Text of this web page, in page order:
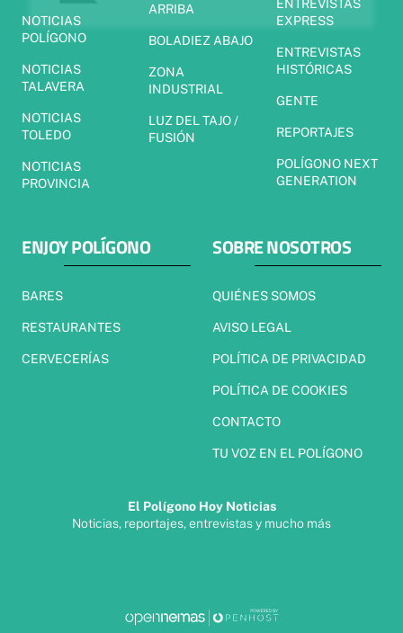
NOTICIAS
POLÍGONO
NOTICIAS
TALAVERA
NOTICIAS
TOLEDO
NOTICIAS
PROVINCIA
ARRIBA
BOLADIEZ ABAJO
ZONA
INDUSTRIAL
LUZ DEL TAJO /
FUSIÓN
ENTREVISTAS
EXPRESS
ENTREVISTAS
HISTÓRICAS
GENTE
REPORTAJES
POLÍGONO NEXT
GENERATION
ENJOY POLÍGONO
BARES
RESTAURANTES
CERVECERÍAS
SOBRE NOSOTROS
QUIÉNES SOMOS
AVISO LEGAL
POLÍTICA DE PRIVACIDAD
POLÍTICA DE COOKIES
CONTACTO
TU VOZ EN EL POLÍGONO
El Polígono Hoy Noticias
Noticias, reportajes, entrevistas y mucho más